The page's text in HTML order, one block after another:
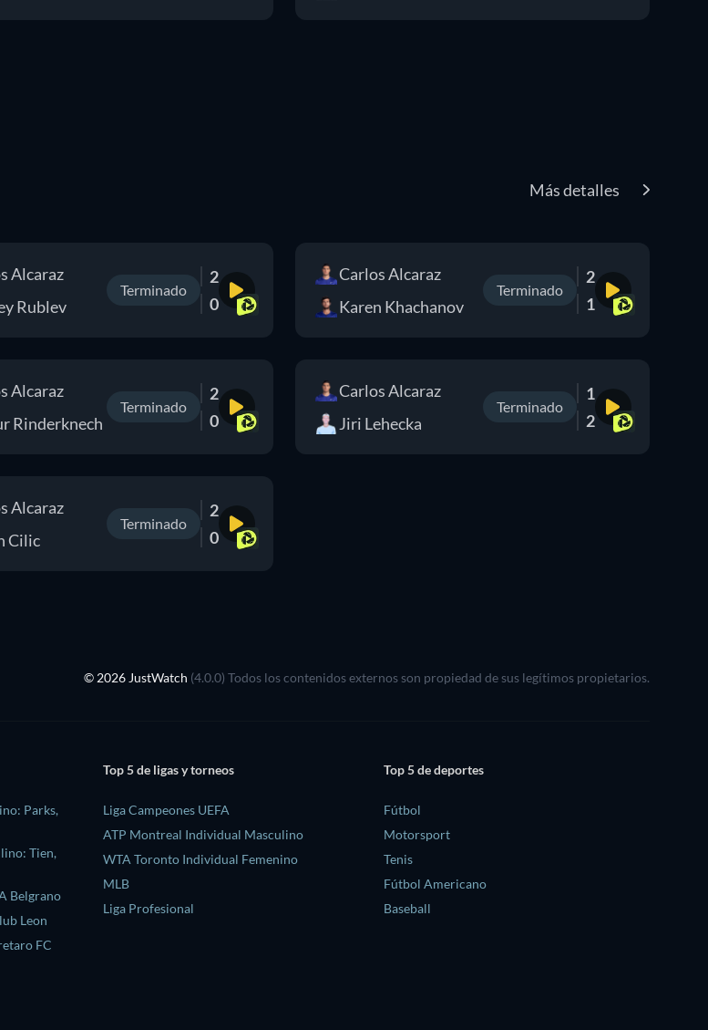
Más detalles
Alcaraz
Rublev
Terminado
2
0
Carlos Alcaraz
Karen Khachanov
Terminado
2
1
Alcaraz
Rinderknech
Terminado
2
0
Carlos Alcaraz
Jiri Lehecka
Terminado
1
2
Alcaraz
Cilic
Terminado
2
0
© 2026 JustWatch (4.0.0) Todos los contenidos externos son propiedad de sus legítimos propietarios.
Parks,
Tien,
Belgrano
Leon
FC
Top 5 de ligas y torneos
Liga Campeones UEFA
ATP Montreal Individual Masculino
WTA Toronto Individual Femenino
MLB
Liga Profesional
Top 5 de deportes
Fútbol
Motorsport
Tenis
Fútbol Americano
Baseball